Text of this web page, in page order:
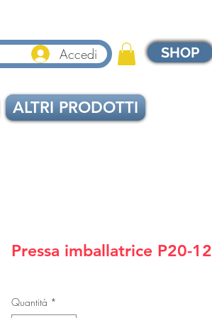
Accedi SHOP
ALTRI PRODOTTI
Pressa imballatrice P20-12
Quantità *